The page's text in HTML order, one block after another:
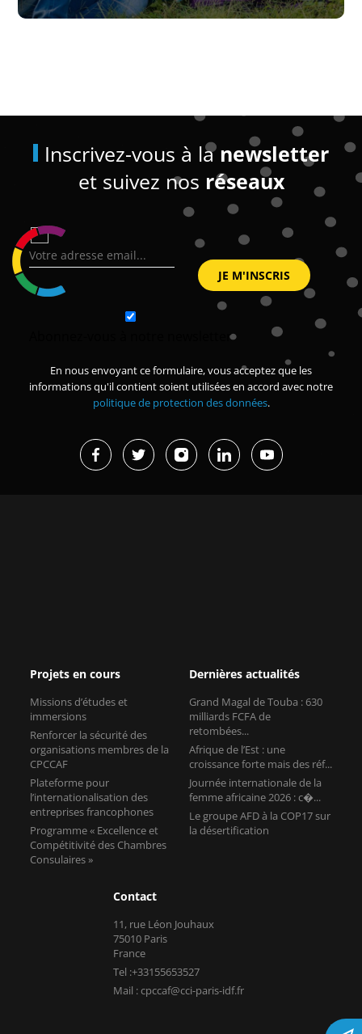
Inscrivez-vous à lanewsletter
et suivez nos réseaux
Abonnez-vous à notre newsletter
En nous envoyant ce formulaire, vous acceptez que les
informations qu'il contient soient utilisées en accord avec notre
politique de protection des données.
CPCCAF
l’internationalisation des
entreprises francophones
Programme « Excellence et
Compétitivité des Chambres
Consulaires »
croissance forte mais des réf...
femme africaine 2026 : c�...
Le groupe AFD à la COP17 sur
Contact
11, rue Léon Jouhaux
75010 Paris
Mail : cpccaf@cci-paris-idf.fr
Copyright © CPCCAF 2026 -Mentions légales
Comment référencer son site internet